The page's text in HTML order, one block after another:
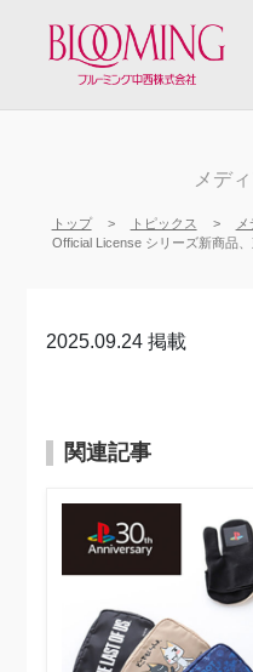
メデ
トップ トピックス
Official License シリーズ新商品
2025.09.24 掲載
関連記事